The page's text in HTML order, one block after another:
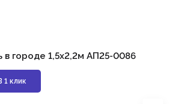
городе 1,5х2,2м АП25-0086
1 клик